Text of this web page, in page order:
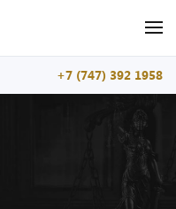
+7 (747) 392 1958